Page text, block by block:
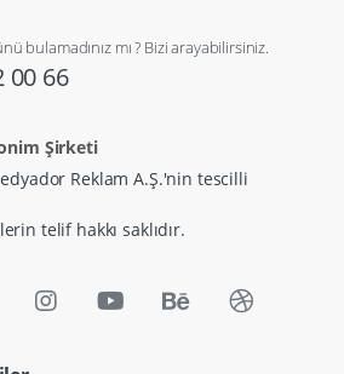
bulamadınız mı ? Bizi arayabilirsiniz.
00 66
Şirketi
Reklam A.Ş.'nin tescilli
telif hakkı saklıdır.